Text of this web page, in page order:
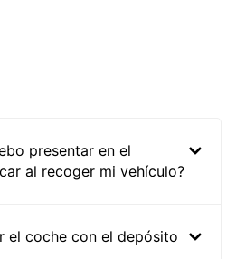
presentar en el
al recoger mi vehículo?
el coche con el depósito